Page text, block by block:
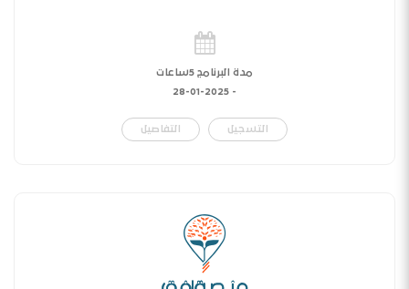
مدة البرنامج 5ساعات
-
28-01-2025
التسجيل التفاصيل